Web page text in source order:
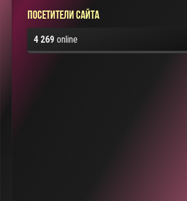
Посетители сайта
4 269online